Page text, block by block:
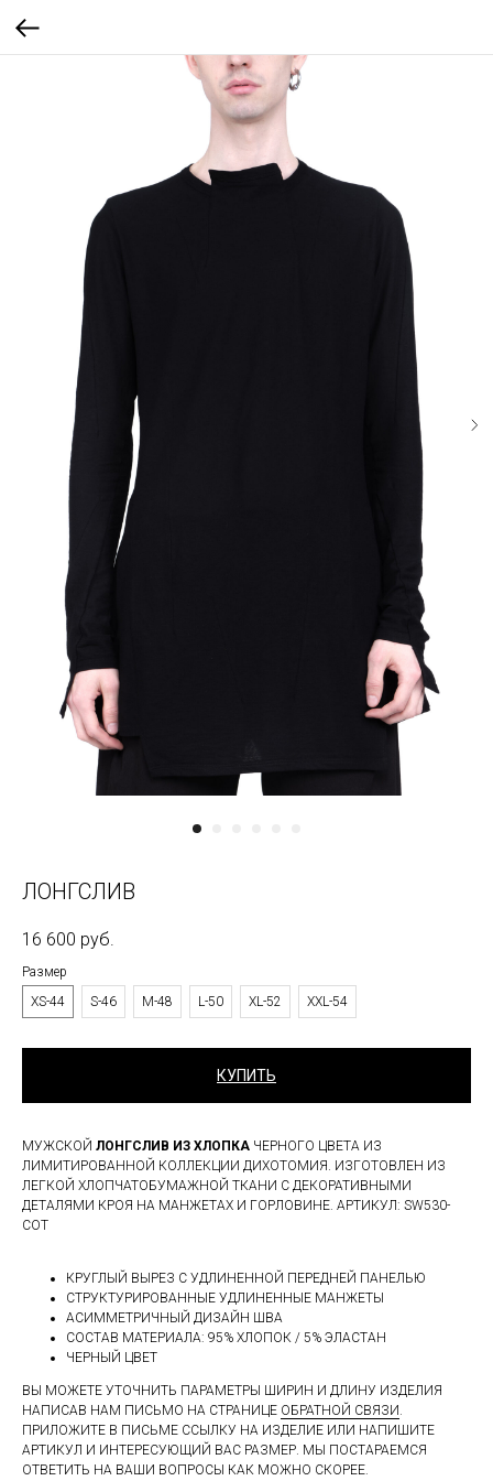
ЛОНГСЛИВ
16 600 руб.
Размер
XS-44
S-46 M-48 L-50 XL-52 XXL-54
КУПИТЬ
МУЖСКОЙ ЛОНГСЛИВ ИЗ ХЛОПКА ЧЕРНОГО ЦВЕТА ИЗ
ЛИМИТИРОВАННОЙ КОЛЛЕКЦИИ ДИХОТОМИЯ. ИЗГОТОВЛЕН ИЗ
ЛЕГКОЙ ХЛОПЧАТОБУМАЖНОЙ ТКАНИ С ДЕКОРАТИВНЫМИ
ДЕТАЛЯМИ КРОЯ НА МАНЖЕТАХ И ГОРЛОВИНЕ. АРТИКУЛ: SW530-
COT
КРУГЛЫЙ ВЫРЕЗ С УДЛИНЕННОЙ ПЕРЕДНЕЙ ПАНЕЛЬЮ
СТРУКТУРИРОВАННЫЕ УДЛИНЕННЫЕ МАНЖЕТЫ
АСИММЕТРИЧНЫЙ ДИЗАЙН ШВА
СОСТАВ МАТЕРИАЛА: 95% ХЛОПОК / 5% ЭЛАСТАН
ЧЕРНЫЙ ЦВЕТ
ВЫ МОЖЕТЕ УТОЧНИТЬ ПАРАМЕТРЫ ШИРИН И ДЛИНУ ИЗДЕЛИЯ
НАПИСАВ НАМ ПИСЬМО НА СТРАНИЦЕ ОБРАТНОЙ СВЯЗИ.
ПРИЛОЖИТЕ В ПИСЬМЕ ССЫЛКУ НА ИЗДЕЛИЕ ИЛИ НАПИШИТЕ
АРТИКУЛ И ИНТЕРЕСУЮЩИЙ ВАС РАЗМЕР. МЫ ПОСТАРАЕМСЯ
ОТВЕТИТЬ НА ВАШИ ВОПРОСЫ КАК МОЖНО СКОРЕЕ.